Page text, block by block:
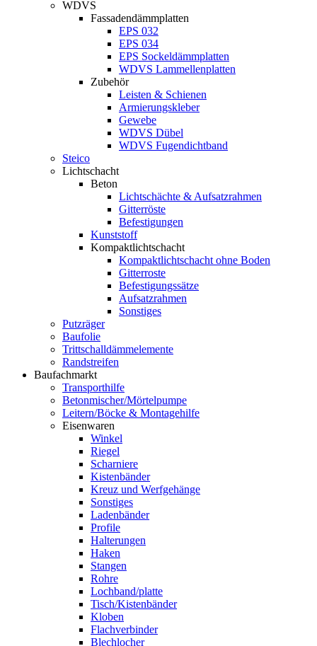
WDVS
Fassadendämmplatten
EPS 032
EPS 034
EPS Sockeldämmplatten
WDVS Lammellenplatten
Zubehör
Leisten & Schienen
Armierungskleber
Gewebe
WDVS Dübel
WDVS Fugendichtband
Steico
Lichtschacht
Beton
Lichtschächte & Aufsatzrahmen
Gitterröste
Befestigungen
Kunststoff
Kompaktlichtschacht
Kompaktlichtschacht ohne Boden
Gitterroste
Befestigungssätze
Aufsatzrahmen
Sonstiges
Putzräger
Baufolie
Trittschalldämmelemente
Randstreifen
Baufachmarkt
Transporthilfe
Betonmischer/Mörtelpumpe
Leitern/Böcke & Montagehilfe
Eisenwaren
Winkel
Riegel
Scharniere
Kistenbänder
Kreuz und Werfgehänge
Sonstiges
Ladenbänder
Profile
Halterungen
Haken
Stangen
Rohre
Lochband/platte
Tisch/Kistenbänder
Kloben
Flachverbinder
Blechlocher